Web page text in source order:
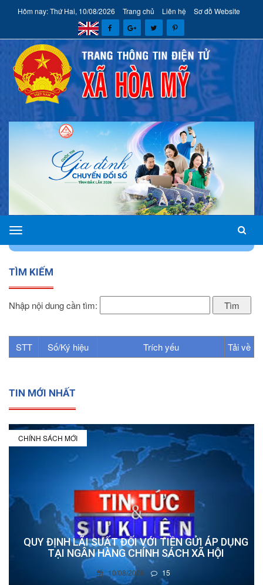
Hôm nay: Thứ Hai, 10/08/2026 Trang chủ Liên hệ Sơ đồ Website
xã
Hòa
TÌM KIẾM
Nhập nội dung cần tìm:
STT Số/Ký hiệu Trích yếu Tải về
TIN MỚI NHẤT
CHÍNH SÁCH MỚI
QUY ĐỊNH LÃI SUẤT ĐỐI VỚI TIỀN GỬI ÁP DỤNG
TẠI NGÂN HÀNG CHÍNH SÁCH XÃ HỘI
10/08/2026 15